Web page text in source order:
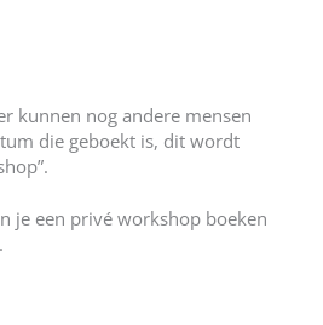
kunnen nog andere mensen
die geboekt is, dit wordt
je een privé workshop boeken